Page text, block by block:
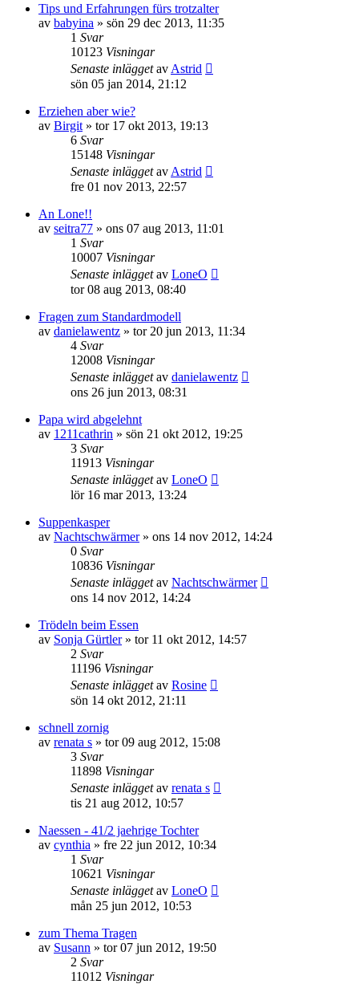
Tips und Erfahrungen fürs trotzalter
av babyina » sön 29 dec 2013, 11:35
1 Svar
10123 Visningar
Senaste inläggetav Astrid
sön 05 jan 2014, 21:12
Erziehen aber wie?
av Birgit » tor 17 okt 2013, 19:13
6 Svar
15148 Visningar
Senaste inläggetav Astrid
fre 01 nov 2013, 22:57
An Lone!!
av seitra77 » ons 07 aug 2013, 11:01
1 Svar
10007 Visningar
Senaste inläggetav LoneO
tor 08 aug 2013, 08:40
Fragen zum Standardmodell
av danielawentz » tor 20 jun 2013, 11:34
4 Svar
12008 Visningar
Senaste inläggetav danielawentz
ons 26 jun 2013, 08:31
Papa wird abgelehnt
av 1211cathrin » sön 21 okt 2012, 19:25
3 Svar
11913 Visningar
Senaste inläggetav LoneO
lör 16 mar 2013, 13:24
Suppenkasper
av Nachtschwärmer» ons 14 nov 2012, 14:24
0 Svar
10836 Visningar
Senaste inläggetav Nachtschwärmer
ons 14 nov 2012, 14:24
Trödeln beim Essen
av Sonja Gürtler» tor 11 okt 2012, 14:57
2 Svar
11196 Visningar
Senaste inläggetav Rosine
sön 14 okt 2012, 21:11
schnell zornig
av renata s » tor 09 aug 2012, 15:08
3 Svar
11898 Visningar
Senaste inläggetav renata s
tis 21 aug 2012, 10:57
Naessen - 41/2 jaehrige Tochter
av cynthia » fre 22 jun 2012, 10:34
1 Svar
10621 Visningar
Senaste inläggetav LoneO
mån 25 jun 2012, 10:53
zum Thema Tragen
av Susann » tor 07 jun 2012, 19:50
2 Svar
11012 Visningar